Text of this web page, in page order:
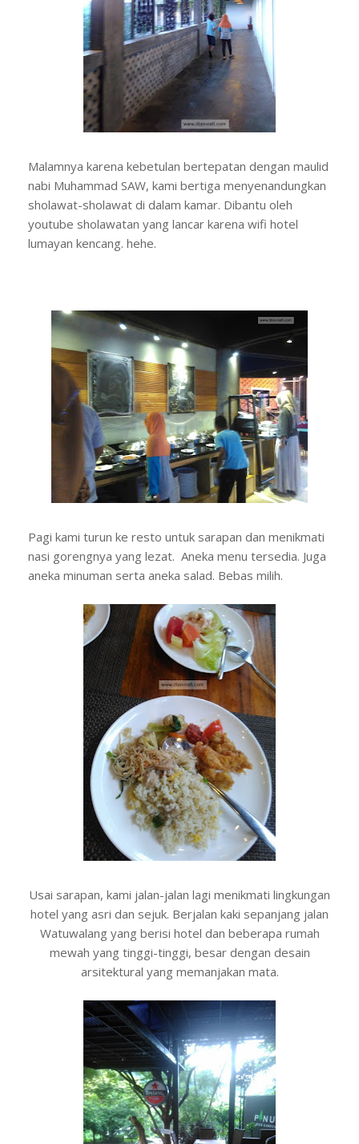
Malamnya karena kebetulan bertepatan dengan maulid
nabi Muhammad SAW, kami bertiga menyenandungkan
sholawat-sholawat di dalam kamar. Dibantu oleh
youtube sholawatan yang lancar karena wifi hotel
lumayan kencang. hehe.
Pagi kami turun ke resto untuk sarapan dan menikmati
nasi gorengnya yang lezat. Aneka menu tersedia. Juga
aneka minuman serta aneka salad. Bebas milih.
Usai sarapan, kami jalan-jalan lagi menikmati lingkungan
hotel yang asri dan sejuk. Berjalan kaki sepanjang jalan
Watuwalang yang berisi hotel dan beberapa rumah
mewah yang tinggi-tinggi, besar dengan desain
arsitektural yang memanjakan mata.